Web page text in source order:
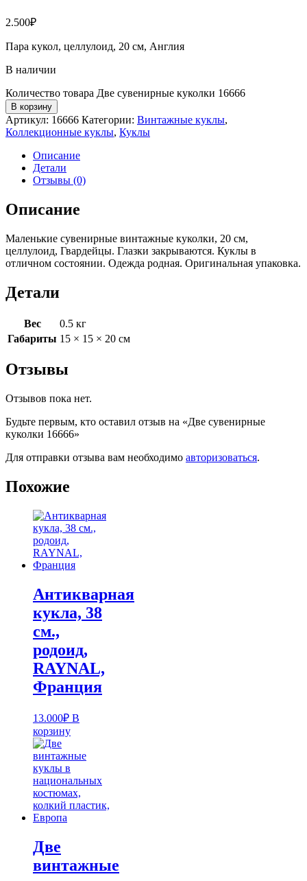
2.500₽
Пара кукол, целлулоид, 20 см, Англия
В наличии
Количество товара Две сувенирные куколки 16666
В корзину
Артикул: 16666 Категории: Винтажные куклы,
Коллекционные куклы, Куклы
Описание
Детали
Отзывы (0)
Описание
Маленькие сувенирные винтажные куколки, 20 см,
целлулоид, Гвардейцы. Глазки закрываются. Куклы в
отличном состоянии. Одежда родная. Оригинальная упаковка.
Детали
Вес
0.5 кг
Габариты 15 × 15 × 20 см
Отзывы
Отзывов пока нет.
Будьте первым, кто оставил отзыв на «Две сувенирные
куколки 16666»
Для отправки отзыва вам необходимо авторизоваться.
Похожие
Антикварная
кукла, 38
см.,
родоид,
RAYNAL,
Франция
13.000₽ В
корзину
Две
винтажные